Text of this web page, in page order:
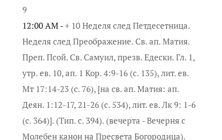
9
12:00 AM -+ 10 Неделя след Петдесетница.
Неделя след Преображение. Св. ап. Матия.
Преп. Псой. Св. Самуил, презв. Едески. Гл. 1,
утр. ев. 10, ап. 1 Кор. 4:9-16 (с. 135), лит. ев.
Мт 17:14-23 (с. 76), [на св. ап. Матия: ап.
Деян. 1:12-17, 21-26 (с. 534), лит. ев. Лк 9: 1-6
(с. 364)]. (Тип. с. 394). (вечерта - Вечерня с
Молебен канон на Пресвета Богородица).